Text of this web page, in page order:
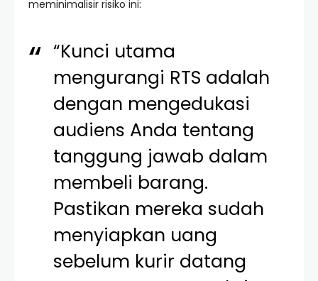
meminimalisir risiko ini:
“Kunci utama
mengurangi RTS adalah
dengan mengedukasi
audiens Anda tentang
tanggung jawab dalam
membeli barang.
Pastikan mereka sudah
menyiapkan uang
sebelum kurir datang